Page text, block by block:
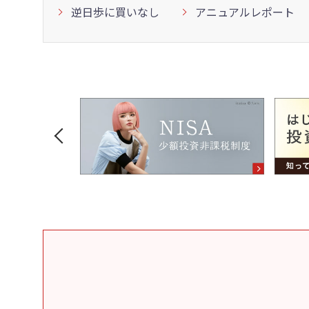
逆日歩に買いなし アニュアルレポート